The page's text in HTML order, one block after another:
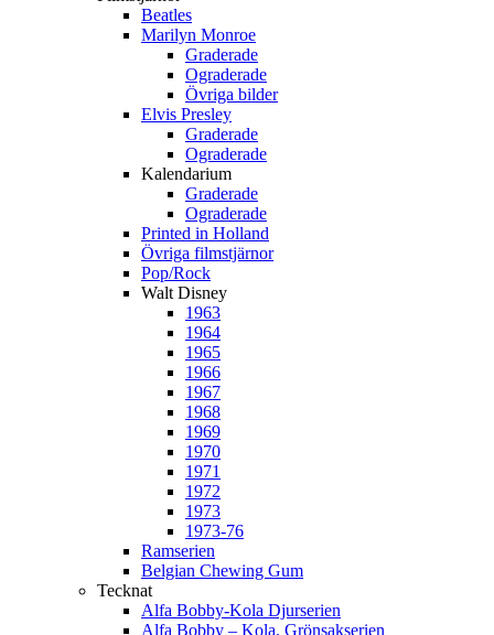
Beatles
Marilyn Monroe
Graderade
Ograderade
Övriga bilder
Elvis Presley
Graderade
Ograderade
Kalendarium
Graderade
Ograderade
Printed in Holland
Övriga filmstjärnor
Pop/Rock
Walt Disney
1963
1964
1965
1966
1967
1968
1969
1970
1971
1972
1973
1973-76
Ramserien
Belgian Chewing Gum
Tecknat
Alfa Bobby-Kola Djurserien
Alfa Bobby – Kola. Grönsakserien